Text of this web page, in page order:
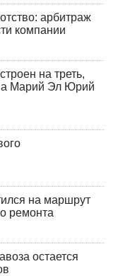
арбитраж
компании
на треть,
Марий Эл Юрий
на маршрут
ремонта
остается